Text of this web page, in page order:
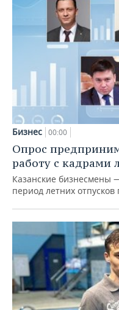
Бизнес 00:00
Опрос
работу с кадрами
Казанские бизнесмены
период летних отпусков